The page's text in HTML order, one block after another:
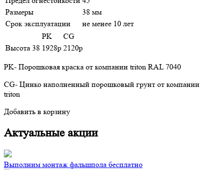
Размеры
38 мм
Срок эксплуатации
не менее 10 лет
PK
CG
Высота 38 1928р 2120р
PK- Порошковая краска от компании triton RAL 7040
CG- Цинко наполненный порошковый грунт от компании
triton
Добавить в корзину
Актуальные акции
Выполним монтаж фальшпола бесплатно